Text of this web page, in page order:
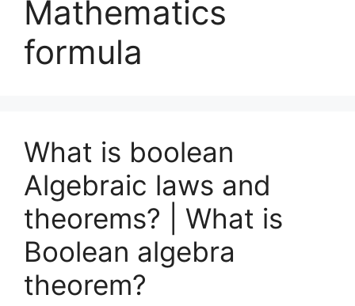
Mathematics
formula
What is boolean
Algebraic laws and
theorems? | What is
Boolean algebra
theorem?